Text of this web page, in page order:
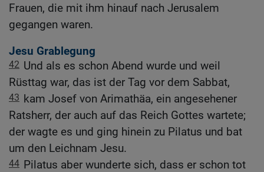
Frauen, die mit ihm hinauf nach Jerusalem
gegangen waren.
Jesu Grablegung
42 Und als es schon Abend wurde und weil
Rüsttag war, das ist der Tag vor dem Sabbat,
43 kam Josef von Arimathäa, ein angesehener
Ratsherr, der auch auf das Reich Gottes wartete;
der wagte es und ging hinein zu Pilatus und bat
um den Leichnam Jesu.
44 Pilatus aber wunderte sich, dass er schon tot